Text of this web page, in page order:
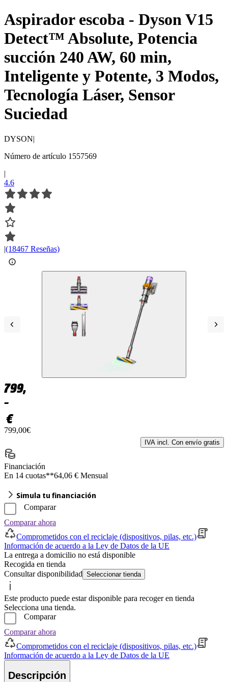
Aspirador escoba - Dyson V15
Detect™ Absolute, Potencia
succión 240 AW, 60 min,
Inteligente y Potente, 3 Modos,
Tecnología Láser, Sensor
Suciedad
DYSON|
Número de artículo 1557569
|
4.6
|(18467 Reseñas)
799,
–
€
799,00€
IVA incl. Con envío gratis
Financiación
En 14 cuotas**64,06 € Mensual
Simula tu financiación
Comparar
Comparar ahora
Comprometidos con el reciclaje (dispositivos, pilas, etc.)
Información de acuerdo a la Ley de Datos de la UE
La entrega a domicilio no está disponible
Recogida en tienda
Consultar disponibilidad Seleccionar tienda
Este producto puede estar disponible para recoger en tienda
Selecciona una tienda.
Comparar
Comparar ahora
Comprometidos con el reciclaje (dispositivos, pilas, etc.)
Información de acuerdo a la Ley de Datos de la UE
Descripción